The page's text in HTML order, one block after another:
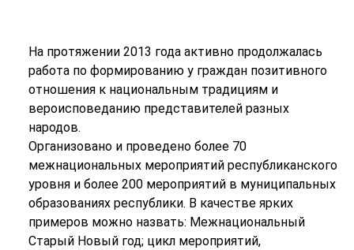
На протяжении 2013 года активно продолжалась
работа по формированию у граждан позитивного
отношения к национальным традициям и
вероисповеданию представителей разных
народов.
Организовано и проведено более 70
межнациональных мероприятий республиканского
уровня и более 200 мероприятий в муниципальных
образованиях республики. В качестве ярких
примеров можно назвать: Межнациональный
Старый Новый год; цикл мероприятий,